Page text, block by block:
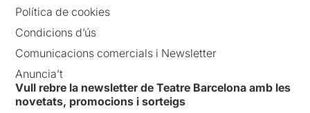
Política de cookies
Condicions d’ús
Comunicacions comercials i Newsletter
Anuncia’t
Vull rebre la newsletter de Teatre Barcelona amb les
novetats, promocions i sorteigs